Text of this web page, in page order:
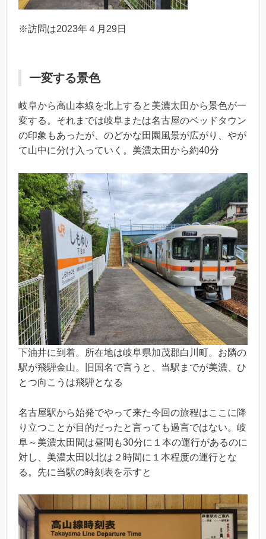
※訪問は2023年４月29日
一変する景色
岐阜から高山本線を北上すると美濃太田から景色が一
変する。それまでは岐阜または名古屋のベッドタウン
の印象もあったが、のどかな田園風景が広がり、やが
て山中に分け入っていく。美濃太田から約40分
下油井に到着。所在地は岐阜県加茂郡白川町。お隣の
駅が飛騨金山。旧国名で言うと、当駅までが美濃、ひ
とつ向こうは飛騨となる
名古屋駅から始発でやって来た今回の旅程はここに降
り立つことが目的だったと言っても過言ではない。岐
阜～美濃太田間は昼間も30分に１本の運行があるのに
対し、美濃太田以北は２時間に１本程度の運行とな
る。先に当駅の時刻表を示すと